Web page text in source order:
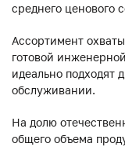
среднего ценового
Ассортимент
готовой
идеально подходят
обслуживании.
На долю
общего объема